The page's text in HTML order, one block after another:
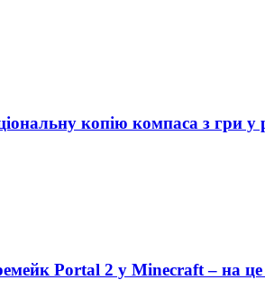
копію компаса з гри у
Portal 2 у Minecraft – на